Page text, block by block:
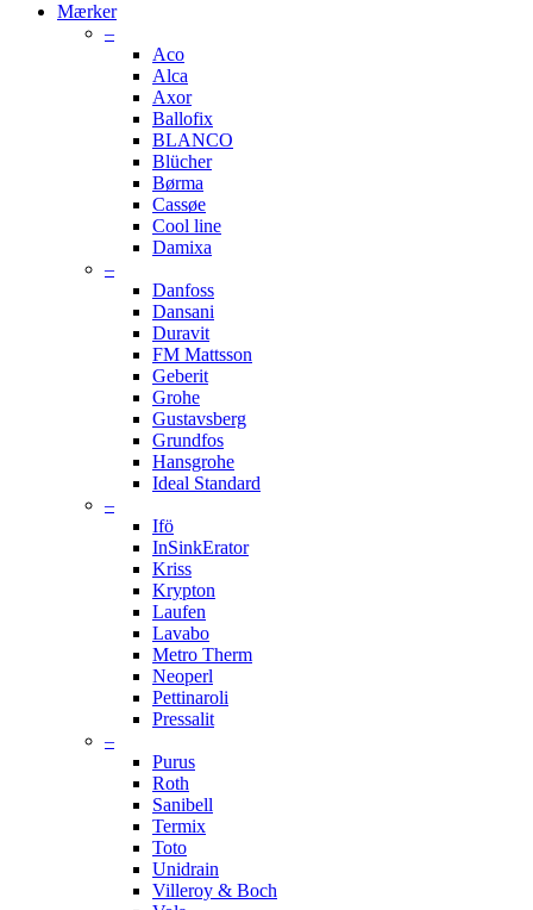
Mærker
–
Aco
Alca
Axor
Ballofix
BLANCO
Blücher
Børma
Cassøe
Cool line
Damixa
–
Danfoss
Dansani
Duravit
FM Mattsson
Geberit
Grohe
Gustavsberg
Grundfos
Hansgrohe
Ideal Standard
–
Ifö
InSinkErator
Kriss
Krypton
Laufen
Lavabo
Metro Therm
Neoperl
Pettinaroli
Pressalit
–
Purus
Roth
Sanibell
Termix
Toto
Unidrain
Villeroy & Boch